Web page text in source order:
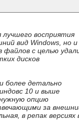
восприятия
вид Windows, но
файлов с целью
дисков
более детально
10 и выше
опцию
за
в репак